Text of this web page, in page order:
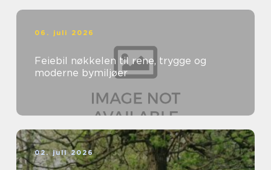
06. juli 2026
Feiebil nøkkelen til rene, trygge og
moderne bymiljøer
02. juli 2026